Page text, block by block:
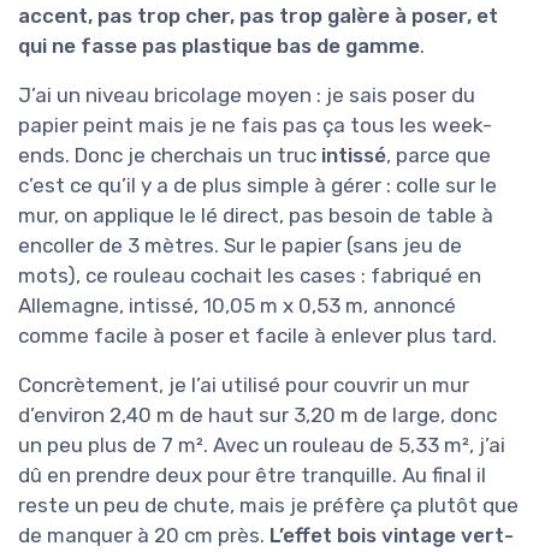
accent, pas trop cher, pas trop galère à poser, et
qui ne fasse pas plastique bas de gamme.
J’ai un niveau bricolage moyen : je sais poser du
papier peint mais je ne fais pas ça tous les week-
ends. Donc je cherchais un truc intissé, parce que
c’est ce qu’il y a de plus simple à gérer : colle sur le
mur, on applique le lé direct, pas besoin de table à
encoller de 3 mètres. Sur le papier (sans jeu de
mots), ce rouleau cochait les cases : fabriqué en
Allemagne, intissé, 10,05 m x 0,53 m, annoncé
comme facile à poser et facile à enlever plus tard.
Concrètement, je l’ai utilisé pour couvrir un mur
d’environ 2,40 m de haut sur 3,20 m de large, donc
un peu plus de 7 m². Avec un rouleau de 5,33 m², j’ai
dû en prendre deux pour être tranquille. Au final il
reste un peu de chute, mais je préfère ça plutôt que
de manquer à 20 cm près. L’effet bois vintage vert-